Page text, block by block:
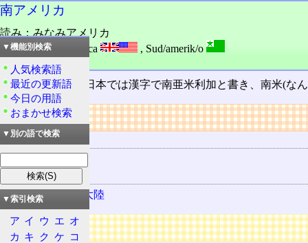
南アメリカ
読み：みなみアメリカ
外語：South America , Sud/amerik/o
品詞：その他地名
六大州の一つ。日本では漢字で南亜米利加と書き、南米(な
リンク
用語の所属
該当する地域
南アメリカ大陸
広告
▼機能別検索
人気検索語
最近の更新語
今日の用語
おまかせ検索
▼別の語で検索
▼索引検索
ア イ ウ エ オ
カ キ ク ケ コ